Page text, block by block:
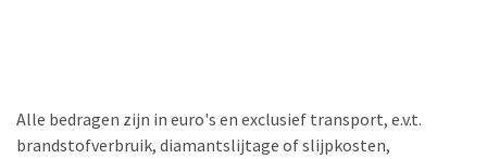
Alle bedragen zijn in euro's en exclusief transport, e.v.t.
brandstofverbruik, diamantslijtage of slijpkosten,